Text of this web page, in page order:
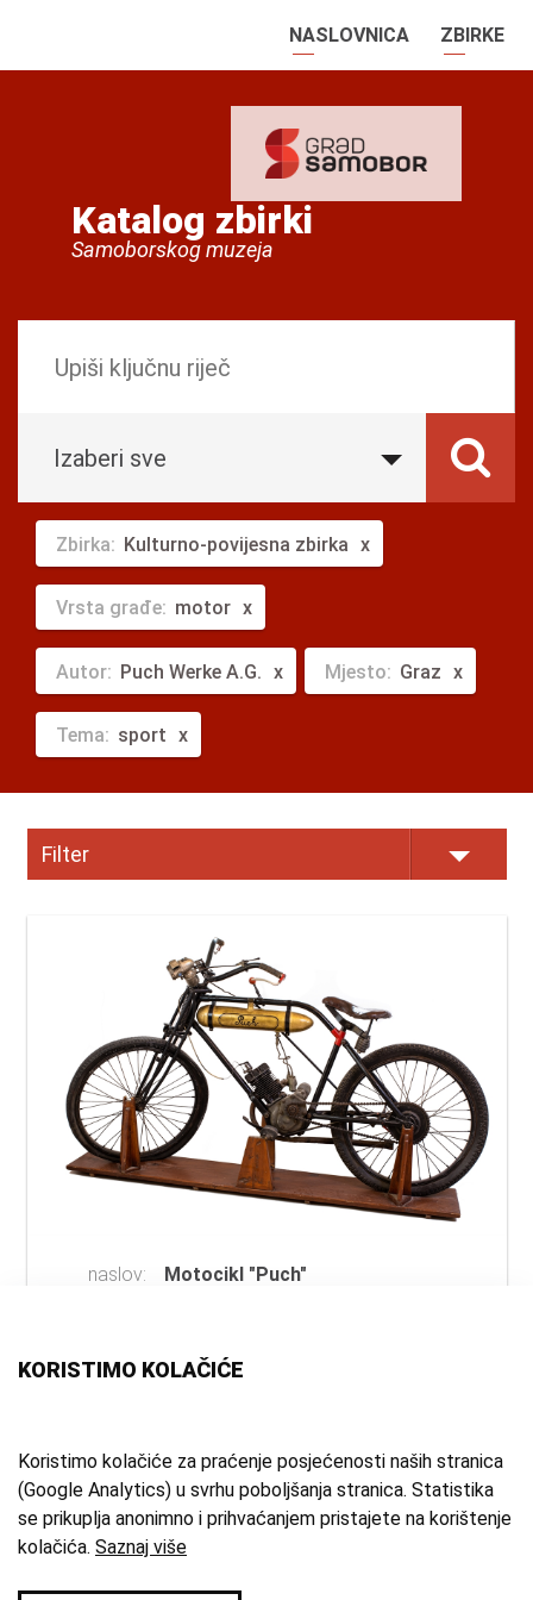
NASLOVNICA ZBIRKE
Katalog zbirki
Samoborskog muzeja
Izaberi sve
Zbirka: Kulturno-povijesna zbirka
Vrsta građe: motor
Autor: Puch Werke A.G. Mjesto: Graz
Tema: sport
Filter
naslov:
Motocikl "Puch"
građe:
vrijeme
izrade:
1923. g.
zbirka: Kulturno-povijesna zbirka
KORISTIMO KOLAČIĆE
Koristimo kolačiće za praćenje posjećenosti naših stranica
(Google Analytics) u svrhu poboljšanja stranica. Statistika
se prikuplja anonimno i prihvaćanjem pristajete na korištenje
kolačića. Saznaj više